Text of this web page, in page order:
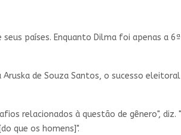
países. Enquanto Dilma foi apenas a
de Souza Santos, o sucesso
relacionados à questão de gênero", diz.
que os homens]".